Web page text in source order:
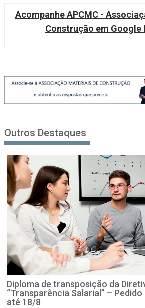
Acompanhe APCMC -
Construção em
Outros Destaques
Diploma de transposição da
“Transparência Salarial” –
até 18/8